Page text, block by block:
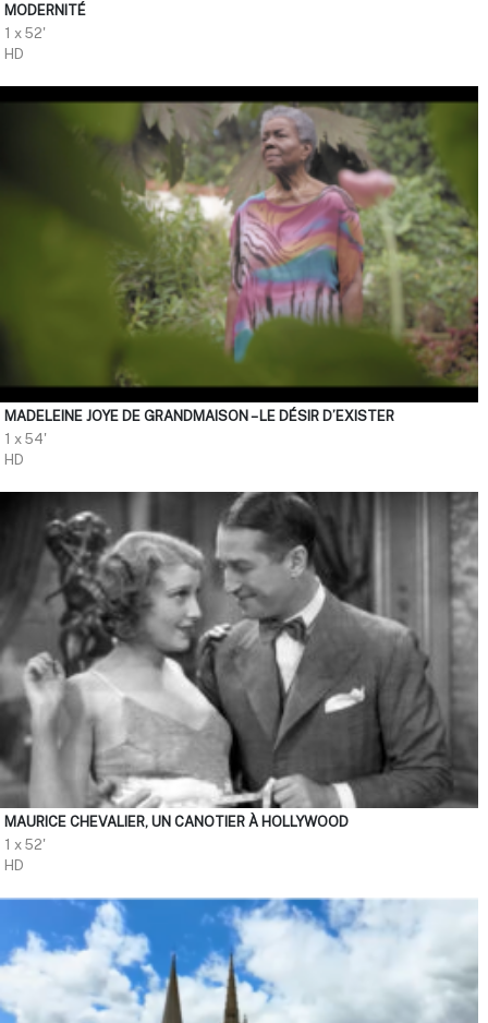
MODERNITÉ
1 x 52'
HD
MADELEINE JOYE DE GRANDMAISON – LE DÉSIR D’EXISTER
1 x 54'
HD
MAURICE CHEVALIER, UN CANOTIER À HOLLYWOOD
1 x 52'
HD